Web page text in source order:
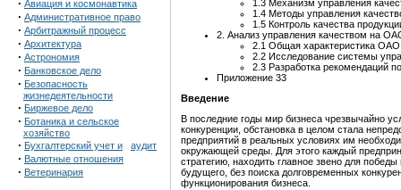
· Авиация и космонавтика
· Административное право
· Арбитражный процесс
· Архитектура
· Астрономия
· Банковское дело
· Безопасность
жизнедеятельности
· Биржевое дело
· Ботаника и сельское
хозяйство
· Бухгалтерский учет и аудит
· Валютные отношения
· Ветеринария
1.3 Механизм управления
1.4 Методы управления
1.5 Контроль качества
2. Анализ управления качеством на
2.1 Общая характеристика
2.2 Исследование системы
2.3 Разработка рекомендаций
Приложение 33
Введение
В последние годы мир бизнеса чрезвычайно
конкуренции, обстановка в целом стала
предприятий в реальных условиях им
окружающей среды. Для этого каждый
стратегию, находить главное звено для
будущего, без поиска долговременных
функционирования бизнеса.